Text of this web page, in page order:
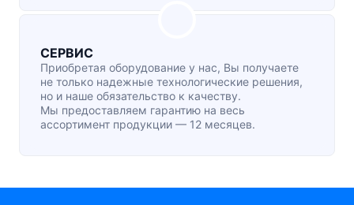
СЕРВИС
Приобретая оборудование у нас, Вы получаете
не только надежные технологические решения,
но и наше обязательство к качеству.
Мы предоставляем гарантию на весь
ассортимент продукции — 12 месяцев.